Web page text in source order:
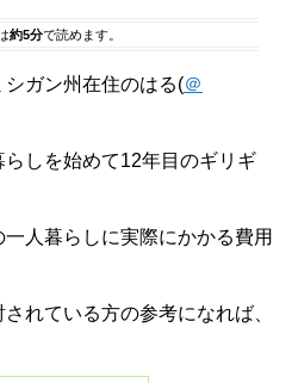
約5分で読めます。
ガン州在住のはる(＠
しを始めて12年目のギリギ
人暮らしに実際にかかる費用
れている方の参考になれば、